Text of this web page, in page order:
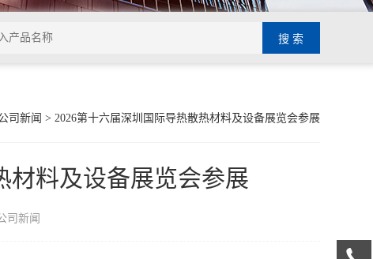
公司新闻 > 2026第十六届深圳国际导热散热材料及设备展览会参展
材料及设备展览会参展
司新闻